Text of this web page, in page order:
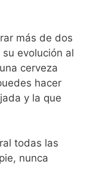
más de dos
evolución al
cerveza
hacer
y la que
todas las
nunca